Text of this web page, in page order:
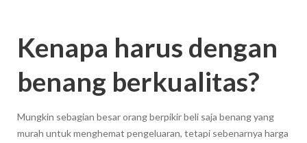
Kenapa harus dengan
benang berkualitas?
Mungkin sebagian besar orang berpikir beli saja benang yang
murah untuk menghemat pengeluaran, tetapi sebenarnya harga